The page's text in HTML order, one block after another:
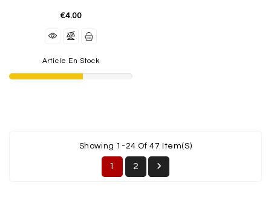
€4.00
Article En Stock
Showing 1-24 Of 47 Item(s)
1 2 